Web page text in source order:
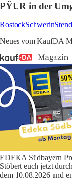
PŸUR in der
RostockSchwerin
Neues vom KaufDA
EDEKA Südbayern
Stöbert euch jetzt
dem 10.08.2026 und